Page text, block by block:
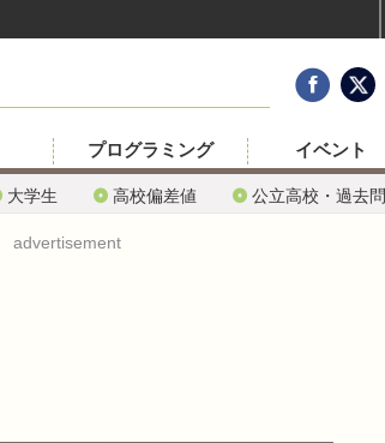
大学生 高校偏差値 公立高校・過去問
プログラミング イベント
advertisement